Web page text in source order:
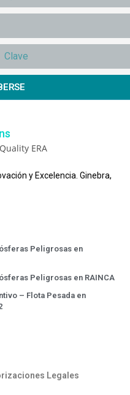
y Excelencia. Ginebra,
Peligrosas en
Peligrosas en RAINCA
– Flota Pesada en
Legales